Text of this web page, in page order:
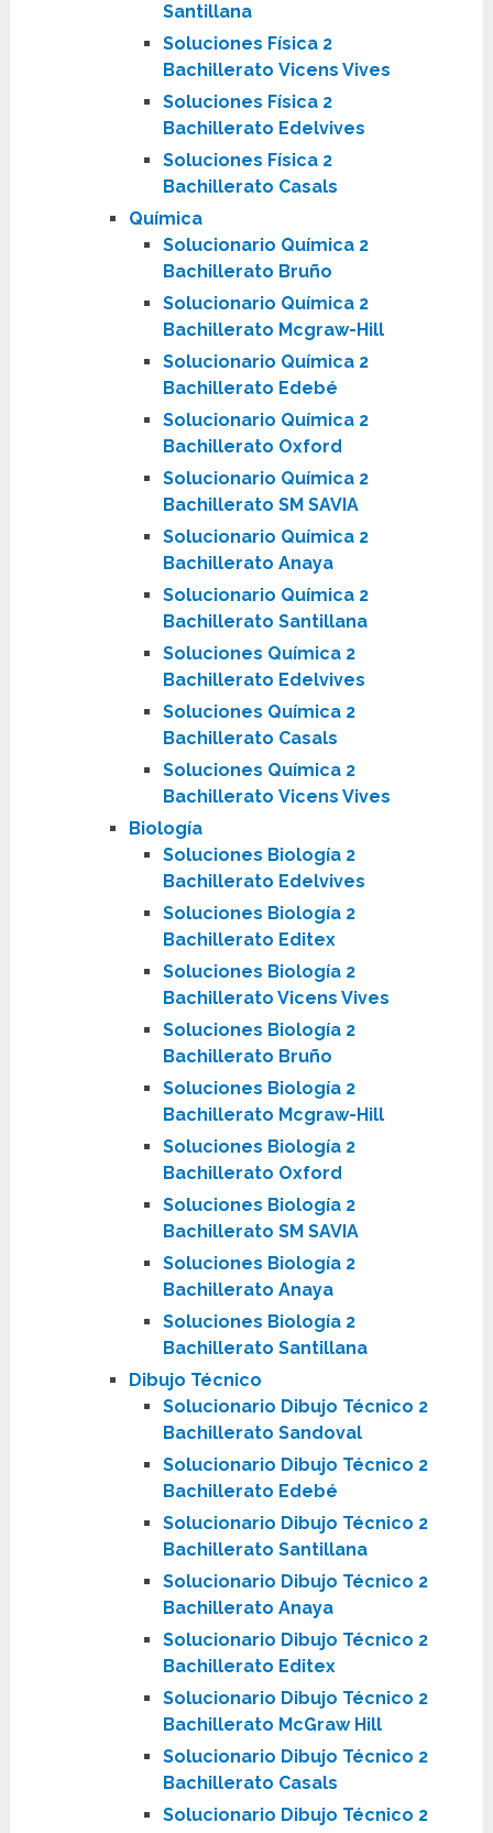
Santillana
Soluciones Física 2
Bachillerato Vicens Vives
Soluciones Física 2
Bachillerato Edelvives
Soluciones Física 2
Bachillerato Casals
Química
Solucionario Química 2
Bachillerato Bruño
Solucionario Química 2
Bachillerato Mcgraw-Hill
Solucionario Química 2
Bachillerato Edebé
Solucionario Química 2
Bachillerato Oxford
Solucionario Química 2
Bachillerato SM SAVIA
Solucionario Química 2
Bachillerato Anaya
Solucionario Química 2
Bachillerato Santillana
Soluciones Química 2
Bachillerato Edelvives
Soluciones Química 2
Bachillerato Casals
Soluciones Química 2
Bachillerato Vicens Vives
Biología
Soluciones Biología 2
Bachillerato Edelvives
Soluciones Biología 2
Bachillerato Editex
Soluciones Biología 2
Bachillerato Vicens Vives
Soluciones Biología 2
Bachillerato Bruño
Soluciones Biología 2
Bachillerato Mcgraw-Hill
Soluciones Biología 2
Bachillerato Oxford
Soluciones Biología 2
Bachillerato SM SAVIA
Soluciones Biología 2
Bachillerato Anaya
Soluciones Biología 2
Bachillerato Santillana
Dibujo Técnico
Solucionario Dibujo Técnico 2
Bachillerato Sandoval
Solucionario Dibujo Técnico 2
Bachillerato Edebé
Solucionario Dibujo Técnico 2
Bachillerato Santillana
Solucionario Dibujo Técnico 2
Bachillerato Anaya
Solucionario Dibujo Técnico 2
Bachillerato Editex
Solucionario Dibujo Técnico 2
Bachillerato McGraw Hill
Solucionario Dibujo Técnico 2
Bachillerato Casals
Solucionario Dibujo Técnico 2